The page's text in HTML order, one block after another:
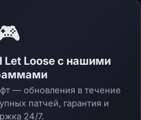
Loose с нашими
— обновления в течение
патчей, гарантия и
24/7.